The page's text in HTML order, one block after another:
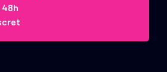
S-
02
48h